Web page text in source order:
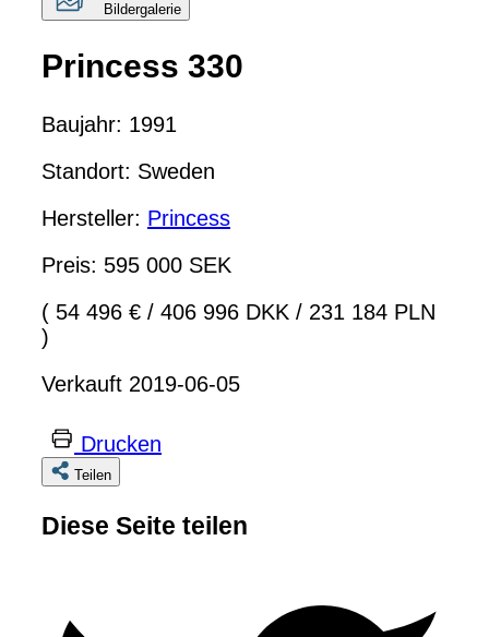
Bildergalerie
Princess 330
Baujahr: 1991
Standort: Sweden
Hersteller: Princess
Preis: 595 000 SEK
( 54 496 € / 406 996 DKK / 231 184 PLN
)
Verkauft 2019-06-05
Drucken
Teilen
Diese Seite teilen